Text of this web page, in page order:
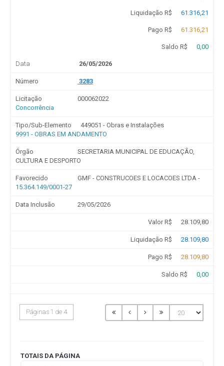
Liquidação R$ 61.316,21
Pago R$ 61.316,21
Saldo R$ 0,00
Data 26/05/2026
Número 3283
Licitação
000062022
Concorrência
Tipo/Sub-Elemento
449051 - Obras e Instalações
9991 - OBRAS EM ANDAMENTO
Órgão
SECRETARIA MUNICIPAL DE EDUCAÇÃO,
CULTURA E DESPORTO
Favorecido
GMF - CONSTRUCOES E LOCACOES LTDA -
15.364.149/0001-27
Data Inclusão 29/05/2026
Valor R$ 28.109,80
Liquidação R$ 28.109,80
Pago R$ 28.109,80
Saldo R$ 0,00
Páginas 1 de 4
TOTAIS DA PÁGINA